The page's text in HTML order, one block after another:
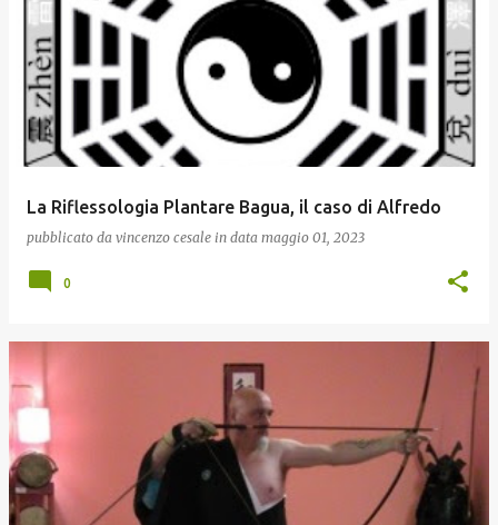
La Riflessologia Plantare Bagua, il caso di Alfredo
pubblicato da vincenzo cesale in data maggio 01, 2023
0